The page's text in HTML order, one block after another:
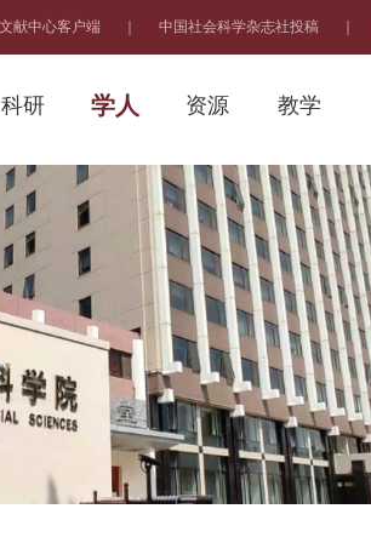
献中心客户端 中国社会科学杂志社投稿
科研 学人 资源 教学